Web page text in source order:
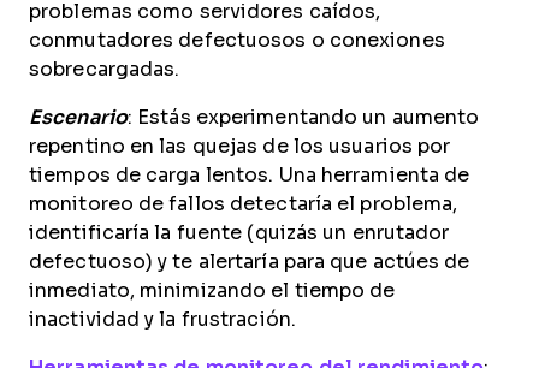
problemas como servidores caídos,
conmutadores defectuosos o conexiones
sobrecargadas.
Escenario: Estás experimentando un aumento
repentino en las quejas de los usuarios por
tiempos de carga lentos. Una herramienta de
monitoreo de fallos detectaría el problema,
identificaría la fuente (quizás un enrutador
defectuoso) y te alertaría para que actúes de
inmediato, minimizando el tiempo de
inactividad y la frustración.